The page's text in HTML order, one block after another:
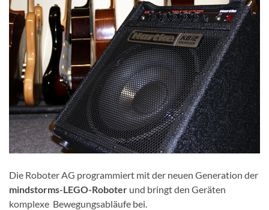
Die Roboter AG programmiert mit der neuen Generation der
mindstorms-LEGO-Roboter und bringt den Geräten
komplexe Bewegungsabläufe bei.